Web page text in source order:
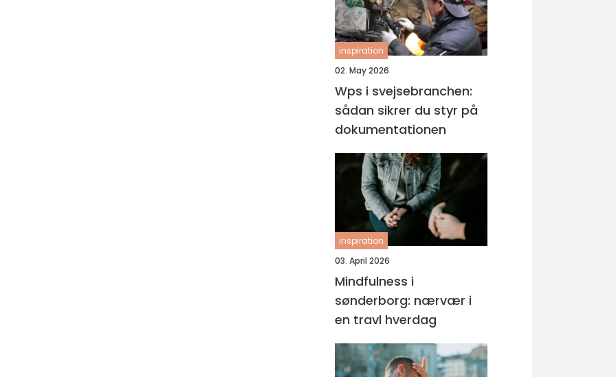
inspiration
02. May 2026
Wps i svejsebranchen:
sådan sikrer du styr på
dokumentationen
inspiration
03. April 2026
Mindfulness i
sønderborg: nærvær i
en travl hverdag